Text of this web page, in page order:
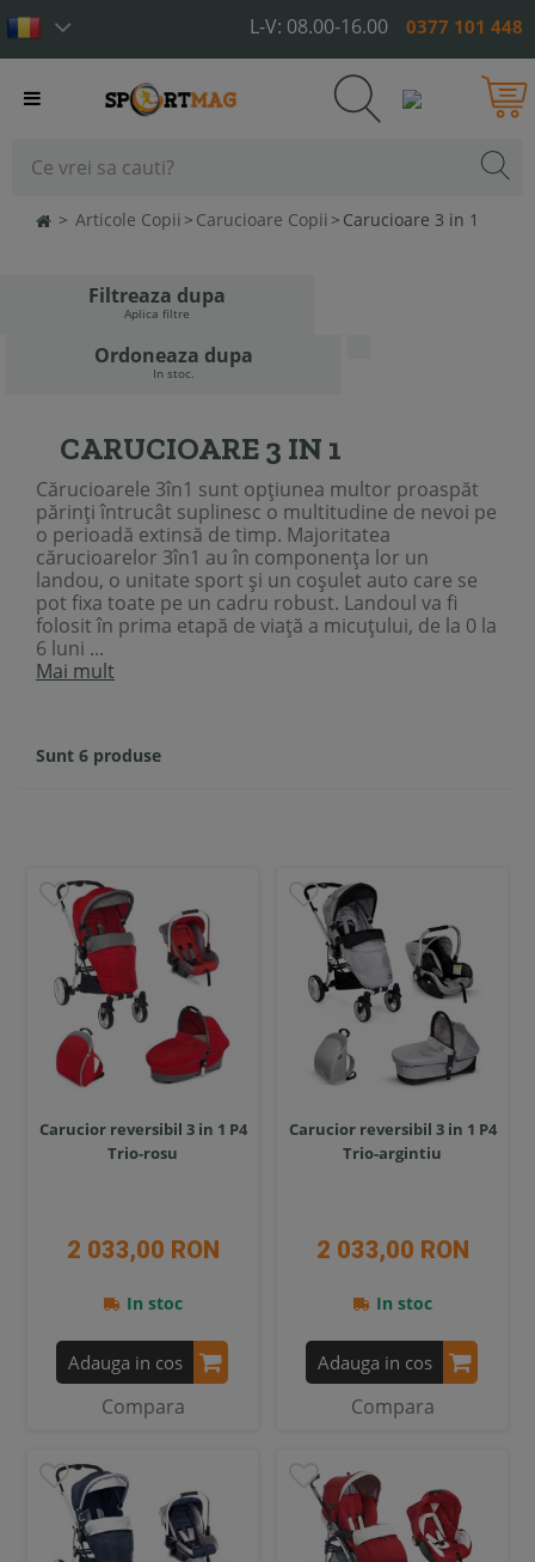
L-V: 08.00-16.00 0377 101 448
Toggle
> Articole Copii > Carucioare Copii > Carucioare 3 in 1
Filtreaza dupa
Aplica filtre
Ordoneaza dupa
In stoc.
CARUCIOARE 3 IN 1
Cărucioarele 3în1 sunt opțiunea multor proaspăt
părinți întrucât suplinesc o multitudine de nevoi pe
o perioadă extinsă de timp. Majoritatea
cărucioarelor 3în1 au în componența lor un
landou, o unitate sport și un coșulet auto care se
pot fixa toate pe un cadru robust. Landoul va fi
folosit în prima etapă de viață a micuțului, de la 0 la
6 luni ...
Mai mult
Sunt 6 produse
Carucior reversibil 3 in 1 P4
Trio-rosu
2 033,00 RON
In stoc
Adauga in cos
Compara
Carucior reversibil 3 in 1 P4
Trio-argintiu
2 033,00 RON
In stoc
Adauga in cos
Compara